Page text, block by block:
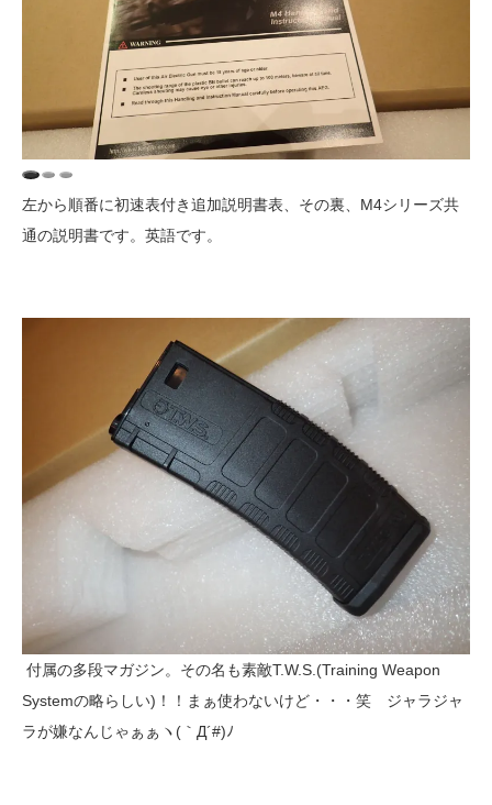
左から順番に初速表付き追加説明書表、その裏、M4シリーズ共
通の説明書です。英語です。
付属の多段マガジン。その名も素敵T.W.S.(Training Weapon
Systemの略らしい)！！まぁ使わないけど・・・笑 ジャラジャ
ラが嫌なんじゃぁぁヽ(｀Д´#)ﾉ